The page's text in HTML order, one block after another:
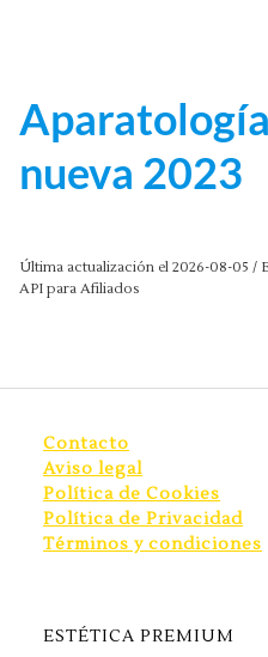
nueva 2023
Última actualización el 2026-08-05 /
API para Afiliados
Contacto
Aviso legal
Política de Cookies
Política de Privacidad
Términos y condiciones
ESTÉTICA PREMIUM